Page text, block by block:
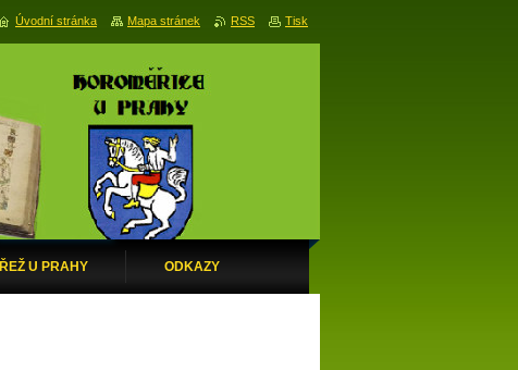
ŘEŽ U PRAHY ODKAZY
Úvodní stránka Mapa stránek RSS Tisk